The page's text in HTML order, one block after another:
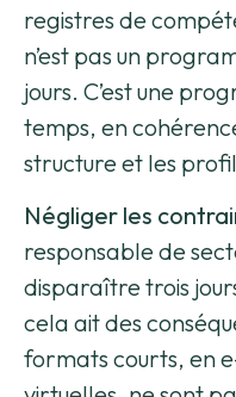
registres de
n’est pas un
jours. C’est une
temps, en
structure et les
Négliger les
responsable de
disparaître trois
cela ait des
formats courts, en